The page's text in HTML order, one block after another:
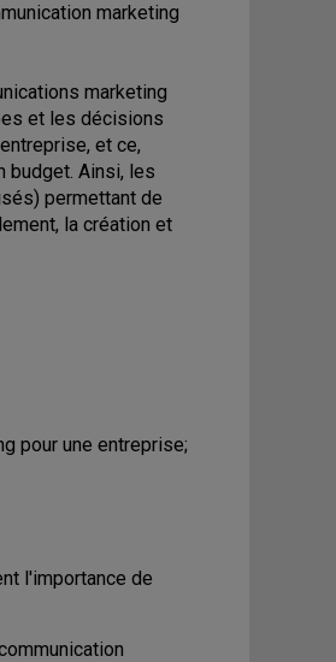
marketing
marketing
et les décisions
et ce,
budget. Ainsi, les
permettant de
la création et
pour une entreprise;
l'importance de